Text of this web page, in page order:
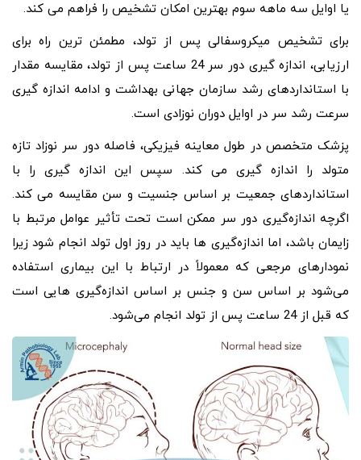
یا اوایل سه ماهه سوم بهترین امکان تشخیص را فراهم می کند.
برای تشخیص میکروسفالی پس از تولد، مطمئن ترین راه برای
ارزیابی، اندازه گیری دور سر 24 ساعت پس از تولد، مقایسه مقدار
با استانداردهای رشد سازمان جهانی بهداشت و ادامه اندازه گیری
سرعت رشد سر در اوایل دوران نوزادی است.
پزشک متخصص در طول معاینه فیزیکی، فاصله دور سر نوزاد تازه
متولد را اندازه گیری می کند. سپس این اندازه گیری را با
استانداردهای جمعیت بر اساس جنسیت و سن مقایسه می کند.
اگرچه اندازه‌گیری دور سر ممکن است تحت تأثیر عوامل مرتبط با
زایمان باشد، اما اندازه‌گیری ‌ها باید در روز اول تولد انجام شود زیرا
نمودارهای مرجعی که معمولاً در ارتباط با این بیماری استفاده
می‌شود بر اساس سن و جنس بر اساس اندازه‌گیری ‌هایی است
که قبل از 24 ساعت پس از تولد انجام می‌شود.